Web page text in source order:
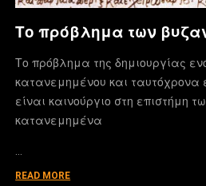
Το πρόβλημα των
Το πρόβλημα της δημιουργίας
κατανεμημένου και ταυτόχρονα
είναι καινούργιο στη επιστήμη
κατανεμημένα
READ MORE